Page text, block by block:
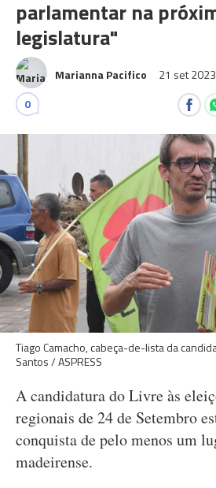
parlamentar na
legislatura"
Marianna Pacifico 21 set 2023
0
Tiago Camacho, cabeça-de-lista da
Santos / ASPRESS
A candidatura do Livre às
regionais de 24 de Setembro
conquista de pelo menos um
madeirense.